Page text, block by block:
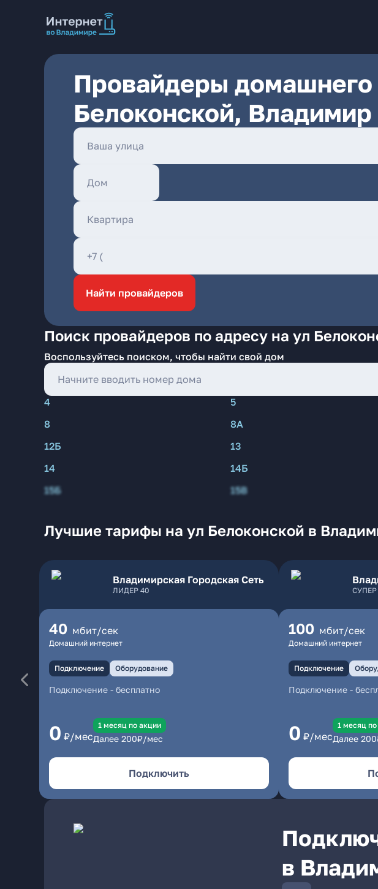
Провайдеры домашнего
Белоконской, Владимир
Найти провайдеров
Поиск провайдеров по адресу на ул
Воспользуйтесь поиском, чтобы найти свой дом
4 5
8
8А
12Б
13
14
14Б
15Б
15В
Лучшие тарифы на ул Белоконской в
Владимирская Городская Сеть
ЛИДЕР 40
40 мбит/сек
Домашний интернет
Подключение Оборудование
Подключение - бесплатно
0 ₽/мес
1 месяц по акции
Далее 200₽/мес
Подключить
СУПЕР
100 мбит/сек
Домашний интернет
Подключение
Подключение-
0 ₽/мес
1 месяц
Далее 200
в